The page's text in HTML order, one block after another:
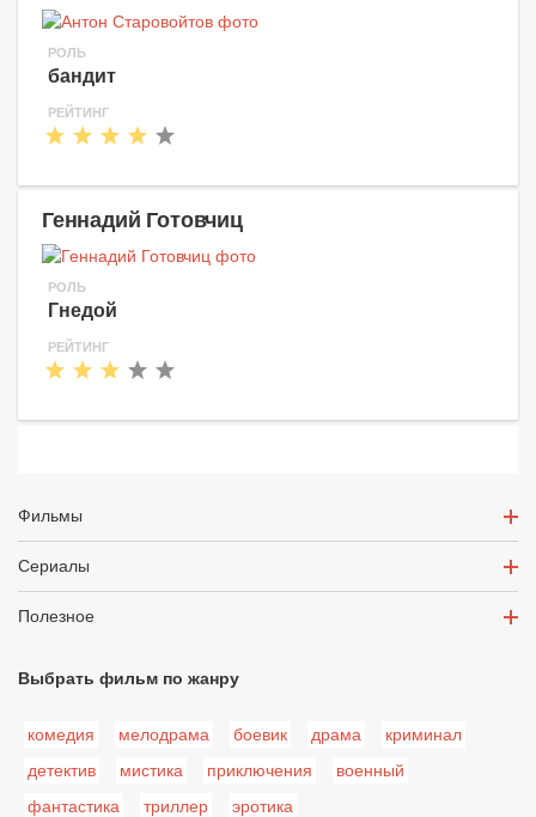
РОЛЬ
бандит
РЕЙТИНГ
Геннадий Готовчиц
РОЛЬ
Гнедой
РЕЙТИНГ
Фильмы
Сериалы
Полезное
Выбрать фильм по жанру
комедия мелодрама боевик драма
криминал
детектив
мистика приключения
военный
фантастика
триллер эротика